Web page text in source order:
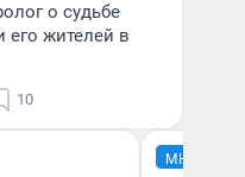
о судьбе
его жителей в
10
МНЕНИЕ